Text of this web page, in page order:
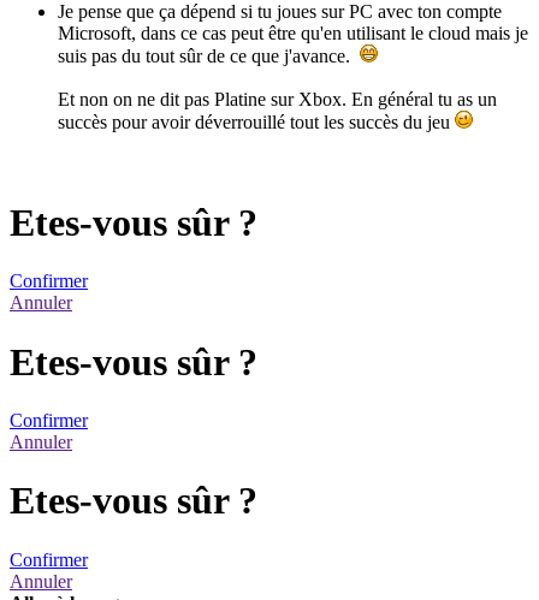
Je pense que ça dépend si tu joues sur PC avec ton compte
Microsoft, dans ce cas peut être qu'en utilisant le cloud mais je
suis pas du tout sûr de ce que j'avance.
Et non on ne dit pas Platine sur Xbox. En général tu as un
succès pour avoir déverrouillé tout les succès du jeu
Etes-vous sûr ?
Confirmer
Annuler
Etes-vous sûr ?
Confirmer
Annuler
Etes-vous sûr ?
Confirmer
Annuler